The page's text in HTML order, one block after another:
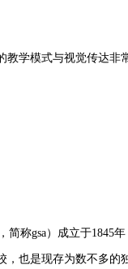
教学模式与视觉传达非
简称gsa）成立于1845
，也是现存为数不多的